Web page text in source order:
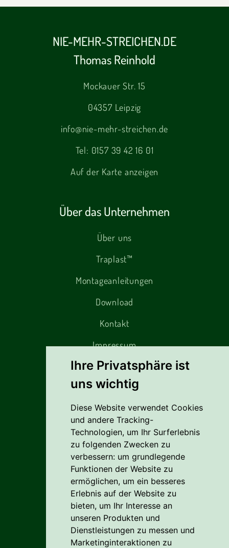
Ihre Privatsphäre ist
uns wichtig
Diese Website verwendet Cookies
und andere Tracking-
Technologien, um Ihr Surferlebnis
zu folgenden Zwecken zu
verbessern: um grundlegende
Funktionen der Website zu
ermöglichen, um ein besseres
Erlebnis auf der Website zu
bieten, um Ihr Interesse an
unseren Produkten und
Dienstleistungen zu messen und
Marketinginteraktionen zu
NIE-MEHR-STREICHEN.DE
Thomas Reinhold
Mockauer Str. 15
04357 Leipzig
info@nie-mehr-streichen.de
Tel: 0157 39 42 16 01
Auf der Karte anzeigen
Über das Unternehmen
Über uns
Traplast™
Montageanleitungen
Download
Kontakt
Impressum
Alles rund um den Einkauf
Liefer- Und Versandkosten
Zahlungsbedingungen
AGB
Vertrag widerrufen
Reklamation
Cookie
Datenschutzerklärung